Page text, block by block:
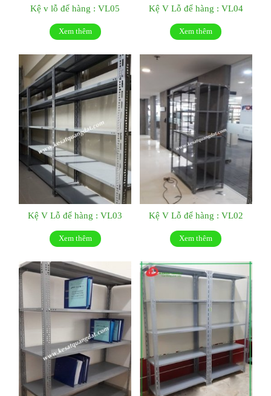
Kệ v lỗ để hàng : VL05
Xem thêm
Kệ V Lỗ để hàng : VL04
Xem thêm
Kệ V Lỗ để hàng : VL03
Xem thêm
Kệ V Lỗ để hàng : VL02
Xem thêm